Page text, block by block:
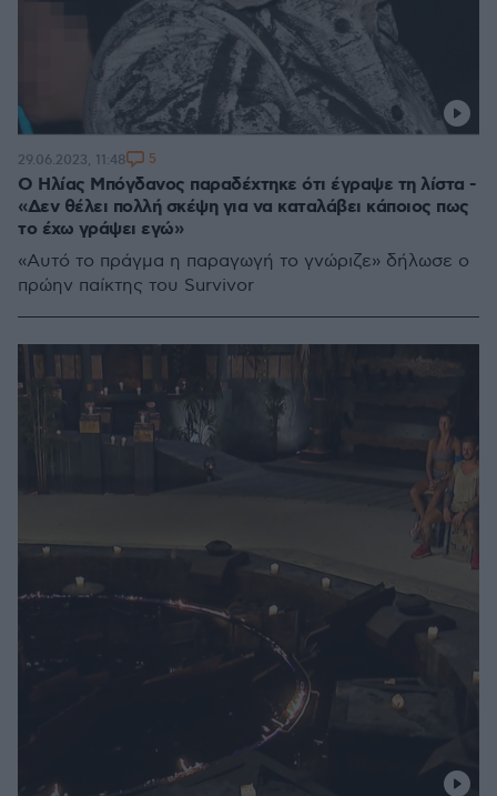
Ο Ηλίας Μπόγδανος παραδέχτηκε ότι έγραψε τη λίστα -
«Δεν θέλει πολλή σκέψη για να καταλάβει κάποιος πως
το έχω γράψει εγώ»
«Αυτό το πράγμα η παραγωγή το γνώριζε» δήλωσε ο
πρώην παίκτης του Survivor
29.06.2023, 11:48 5